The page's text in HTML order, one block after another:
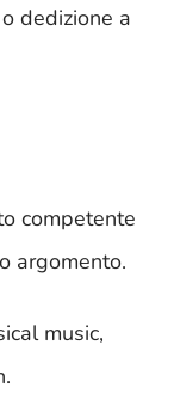
dedizione a
competente
argomento.
music,